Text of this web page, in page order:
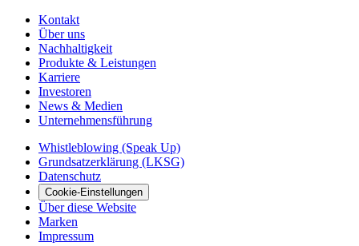
Kontakt
Über uns
Nachhaltigkeit
Produkte & Leistungen
Karriere
Investoren
News & Medien
Unternehmensführung
Whistleblowing (Speak Up)
Grundsatzerklärung (LKSG)
Datenschutz
Cookie-Einstellungen
Über diese Website
Marken
Impressum